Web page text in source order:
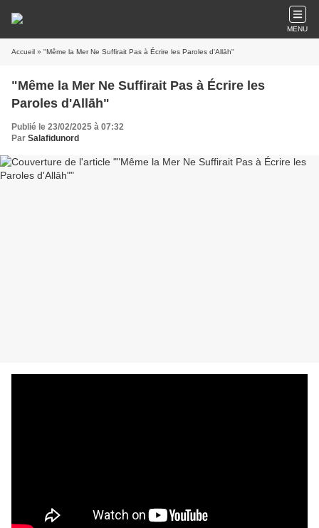
MENU
Accueil » "Même la Mer Ne Suffirait Pas à Écrire les Paroles d'Allāh"
"Même la Mer Ne Suffirait Pas à Écrire les
Paroles d'Allāh"
Publié le 23/02/2025 à 07:32
Par Salafidunord